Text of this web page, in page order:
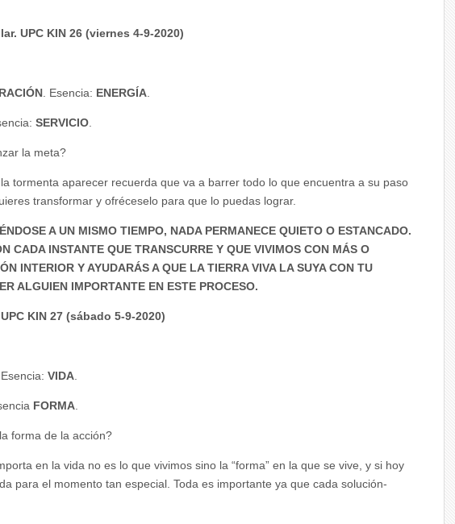
UPC KIN 26 (viernes 4-9-2020)
. Esencia: ENERGÍA
SERVICIO
la meta?
tormenta aparecer recuerda que va a barrer todo lo que encuentra a su paso
transformar y ofréceselo para que lo puedas lograr.
A UN MISMO TIEMPO, NADA PERMANECE QUIETO O ESTANCADO.
CADA INSTANTE QUE TRANSCURRE Y QUE VIVIMOS CON MÁS O
INTERIOR Y AYUDARÁS A QUE LA TIERRA VIVA LA SUYA CON TU
ALGUIEN IMPORTANTE EN ESTE PROCESO.
KIN 27 (sábado 5-9-2020)
. Esencia: VIDA
FORMA
forma de la acción?
en la vida no es lo que vivimos sino la “forma” en la que se vive, y si hoy
para el momento tan especial. Toda es importante ya que cada solución-